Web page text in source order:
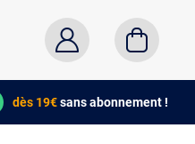
dès 19€sans abonnement !